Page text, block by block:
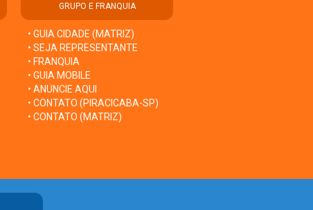
GRUPO E FRANQUIA
• GUIA CIDADE (MATRIZ)
• SEJA REPRESENTANTE
• FRANQUIA
• GUIA MOBILE
• ANUNCIE AQUI
• CONTATO (PIRACICABA-SP)
• CONTATO (MATRIZ)